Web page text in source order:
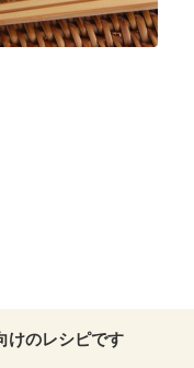
けのレシピです